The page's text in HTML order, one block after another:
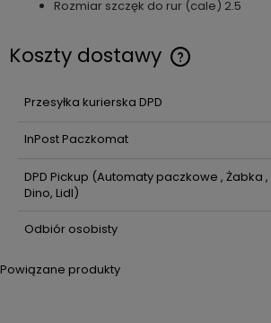
Rozmiar szczęk do rur (cale) 2.5
Koszty dostawy
Cena nie zawiera ewentualnych kosztów
Przesyłka kurierska DPD
InPost Paczkomat
DPD Pickup (Automaty paczkowe , Żabka ,
Dino, Lidl)
Odbiór osobisty
Powiązane produkty